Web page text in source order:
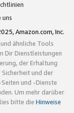
uns
Amazon.com, Inc.
ähnliche Tools
Dir Dienstleistungen
der Erhaltung
und der
und -Dienste
Um mehr darüber
bitte die Hinweise